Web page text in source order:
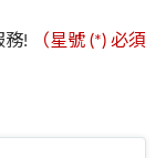
務!
（星號 (*) 必須